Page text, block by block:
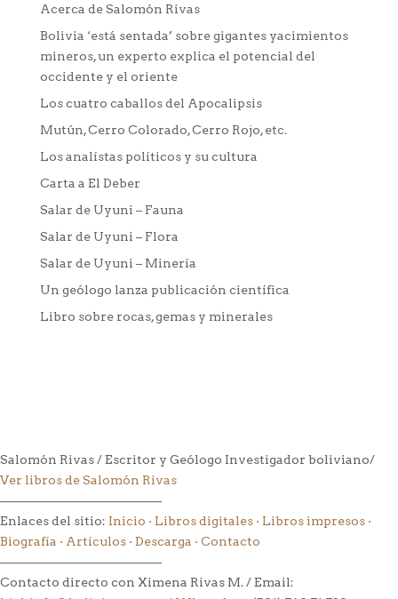
Acerca de Salomón Rivas
Bolivia ‘está sentada’ sobre gigantes yacimientos
mineros, un experto explica el potencial del
occidente y el oriente
Los cuatro caballos del Apocalipsis
Mutún, Cerro Colorado, Cerro Rojo, etc.
Los analístas políticos y su cultura
Carta a El Deber
Salar de Uyuni – Fauna
Salar de Uyuni – Flora
Salar de Uyuni – Minería
Un geólogo lanza publicación científica
Libro sobre rocas, gemas y minerales
Salomón Rivas / Escritor y Geólogo Investigador boliviano/
Ver libros de Salomón Rivas
––––––––––––––––––––––––––
Enlaces del sitio: Inicio · Libros digitales · Libros impresos ·
Biografía · Artículos · Descarga · Contacto
––––––––––––––––––––––––––
Contacto directo con Ximena Rivas M. / Email: